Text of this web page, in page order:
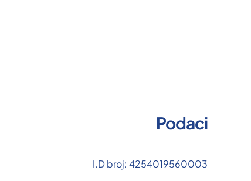
Podaci
I.D broj: 4254019560003